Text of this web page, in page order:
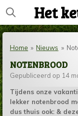
Ga
direct
naar
hoofdinhoud
Het
Home » Nieuws »
NOTENBROOD
Gepubliceerd op 14
Tijdens onze
lekker notenbrood
dus thuis ook: &